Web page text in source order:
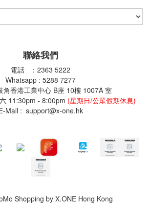
聯絡我們
電話 ：2363 5222
Whatsapp : 5288 7277
角香港工業中心 B座 10樓 1007A 室
11:30pm - 8:00pm (星期日/公眾假期休息)
Mail : support@x-one.hk
Shopping by X.ONE Hong Kong